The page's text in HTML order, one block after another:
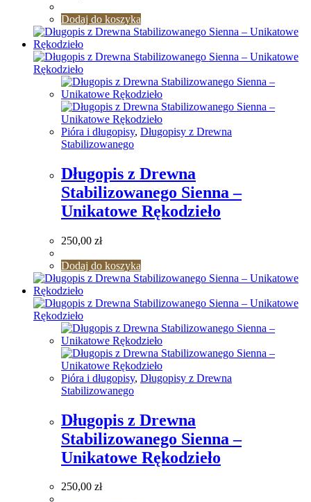
Dodaj do koszyka
Pióra i długopisy, Długopisy z Drewna
Stabilizowanego
Długopis z Drewna
Stabilizowanego Sienna –
Unikatowe Rękodzieło
250,00 zł
Dodaj do koszyka
Pióra i długopisy, Długopisy z Drewna
Stabilizowanego
Długopis z Drewna
Stabilizowanego Sienna –
Unikatowe Rękodzieło
250,00 zł